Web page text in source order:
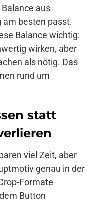
aus
am besten passt.
Balance wichtig:
wirken, aber
als nötig. Das
rund um
statt
viel Zeit, aber
genau in der
Formate
Button